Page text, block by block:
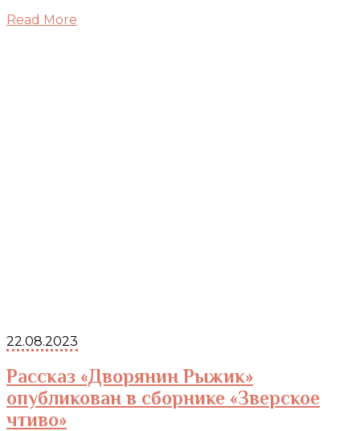
Read More
22.08.2023
Рассказ «Дворянин Рыжик»
опубликован в сборнике «Зверское
чтиво»